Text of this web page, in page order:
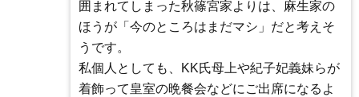
囲まれてしまった秋篠宮家よりは、麻生家の
ほうが「今のところはまだマシ」だと考えそ
うです。
私個人としても、KK氏母上や紀子妃義妹らが
着飾って皇室の晩餐会などにご出席になるよ